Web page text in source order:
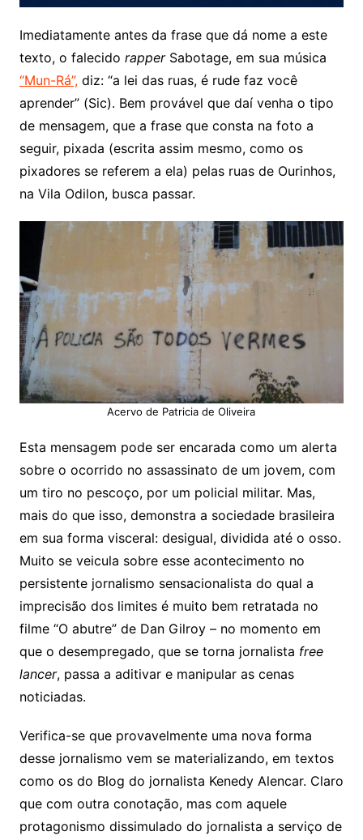
Imediatamente antes da frase que dá nome a este
texto, o falecido rapperSabotage, em sua música
“Mun-Rá”,diz: “a lei das ruas, é rude faz você
aprender” (Sic). Bem provável que daí venha o tipo
de mensagem, que a frase que consta na foto a
seguir, pixada (escrita assim mesmo, como os
pixadores se referem a ela) pelas ruas de Ourinhos,
na Vila Odilon, busca passar.
Acervo de Patricia de Oliveira
Esta mensagem pode ser encarada como um alerta
sobre o ocorrido no assassinato de um jovem, com
um tiro no pescoço, por um policial militar. Mas,
mais do que isso, demonstra a sociedade brasileira
em sua forma visceral: desigual, dividida até o osso.
Muito se veicula sobre esse acontecimento no
persistente jornalismo sensacionalista do qual a
imprecisão dos limites é muito bem retratada no
filme “O abutre” de Dan Gilroy – no momento em
que o desempregado, que se torna jornalista free
lancer, passa a aditivar e manipular as cenas
noticiadas.
Verifica-se que provavelmente uma nova forma
desse jornalismo vem se materializando, em textos
como os do Blog do jornalista Kenedy Alencar. Claro
que com outra conotação, mas com aquele
protagonismo dissimulado do jornalista a serviço de